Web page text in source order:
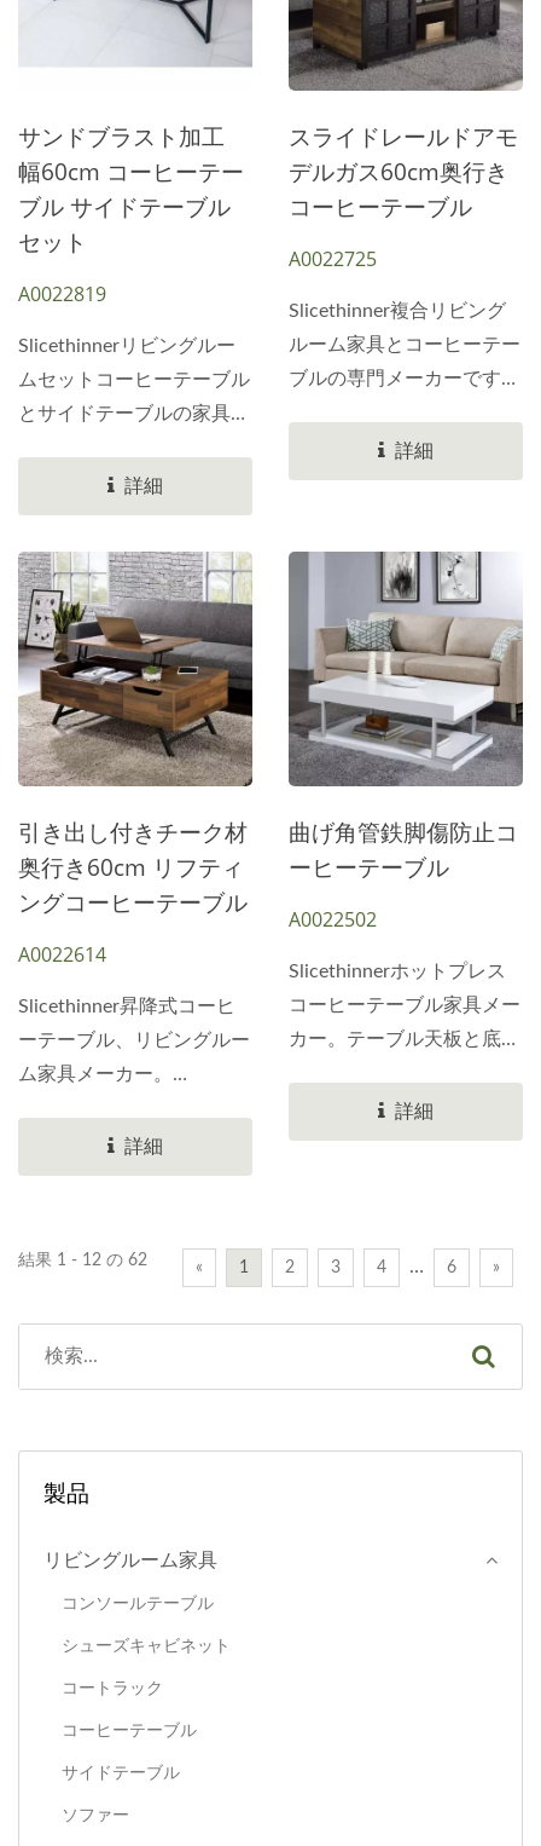
ースがあり、置くことがで
ペース。120.0*40.0*1.5cm
の明るいクルミ材の天板が
あり、昇降可能です。高さ
す。黒色の電気メッキリフ
ターは、高さ22.8cmの中
あり、天板の出し入れに適
しています。中央のスペー
スには57.6*38.7*23.0cmの
左右のスペースは
28.0×38.7×23.0cmです。
底板には5本の黒無垢材の
脚が付いています。4本の
脚に加え、底板の中央には
支えとなる重りが付いてい
ます。昇降機能付きのコー
お気軽にお問い合わせくだ
さい。
ブルプラットフォームがあ
り、物を置くことができま
す。反対側には奥行き
ロットがあり、前面と背面
のパネルはわずかに覆われ
るように設計されていま
います。PB家具デザイン
は、様々な木製クリップを
使用しています。当社の専
門デザインチームにお問い
合わせください。
サンドブラスト加工
幅60cm コーヒーテー
ブル サイドテーブル
セット
A0022819
Slicethinnerリビングルー
ムセットコーヒーテーブル
とサイドテーブルの家具メ
アセット。PBとMDFを組
み合わせたパネルで作られ
たデスクトップボード。中
央には天然のモンゴル風木
目調ベニヤを使用。周囲に
は黒の耐摩耗性ソリッドカ
ラーベニヤを使用。幅は
2.5cmです。黒の耐摩耗性
MDFトリムパネルには、
金属製の金と銅のアンカー
があります。純黒の鉄製テ
ーブル脚はサンドブラスト
処理されています。4つの
びています。中央で交差し
合わせをお待ちしておりま
す。他の色と金属バージョ
詳細
スライドレールドアモ
デルガス60cm奥行き
コーヒーテーブル
A0022725
Slicethinner複合リビング
ルーム家具とコーヒーテー
ブルの専門メーカーです。
のコーヒーテーブルがあり
ます。ダークブラウンオー
れたオークベニヤ。
詳細
引き出し付きチーク材
奥行き60cm リフティ
ングコーヒーテーブル
A0022614
Slicethinner昇降式コーヒ
ーテーブル、リビングルー
ム家具メーカー。
は昇降可能。下部には
22.0cmの収納スペースが
にバネが付いており、操作
しがあります。
しパネルはCNC加工とカッ
トパネルハンドルを採用し
加工された黒鉄製コーヒー
20.0cmの高さです。全体
はプラスチック合板で加
工・成形されています。チ
ーク材のジグソーパズルで
ル。様々な色、木製ベニ
ヤ、石材ベニヤも取り揃え
詳細
曲げ角管鉄脚傷防止コ
ーヒーテーブル
A0022502
Slicethinnerホットプレス
コーヒーテーブル家具メー
カー。テーブル天板と底板
れた白色のホットプレス
MPFボードを使用していま
中央には薄い木片が使用さ
ます。天板全体が10cm厚
詳細
結果 1 - 12 の 62 « 1 2 3 4 … 6 »
製品
リビングルーム家具
コンソールテーブル
シューズキャビネット
コートラック
コー​​ヒーテーブル
サイドテーブル
ソファー